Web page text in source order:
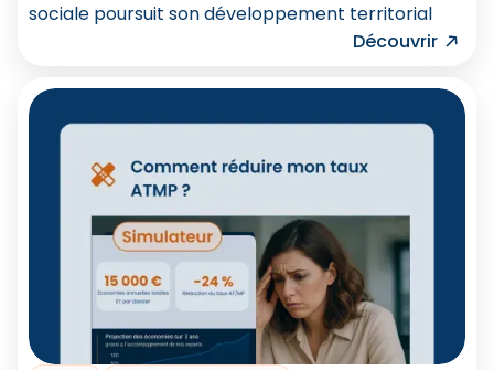
sociale poursuit son développement territorial
Découvrir